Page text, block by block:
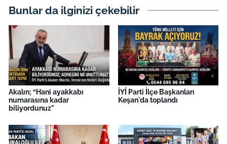
Bunlar da ilginizi çekebilir
Akalın; “Hani ayakkabı
numarasına kadar
biliyordunuz"
İYİ Parti İlçe Başkanları
Keşan'da toplandı